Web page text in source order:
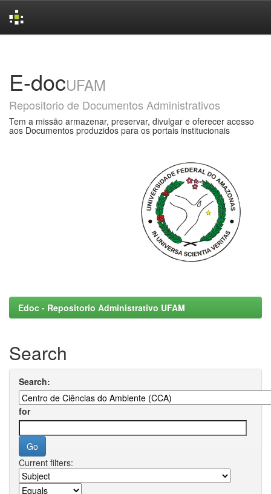
E-docUFAM
Repositorio de Documentos Administrativos
Tem a missão armazenar, preservar, divulgar e oferecer acesso
aos Documentos produzidos para os portais institucionais
Edoc - Repositorio Administrativo UFAM
Search
Search:
for
Current filters: